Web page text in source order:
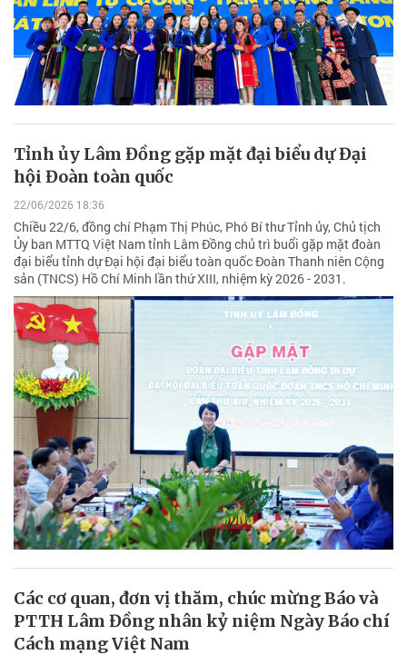
Tỉnh ủy Lâm Đồng gặp mặt đại biểu dự Đại
hội Đoàn toàn quốc
22/06/2026 18:36
Chiều 22/6, đồng chí Phạm Thị Phúc, Phó Bí thư Tỉnh ủy, Chủ tịch
Ủy ban MTTQ Việt Nam tỉnh Lâm Đồng chủ trì buổi gặp mặt đoàn
đại biểu tỉnh dự Đại hội đại biểu toàn quốc Đoàn Thanh niên Cộng
sản (TNCS) Hồ Chí Minh lần thứ XIII, nhiệm kỳ 2026 - 2031.
Các cơ quan, đơn vị thăm, chúc mừng Báo và
PTTH Lâm Đồng nhân kỷ niệm Ngày Báo chí
Cách mạng Việt Nam